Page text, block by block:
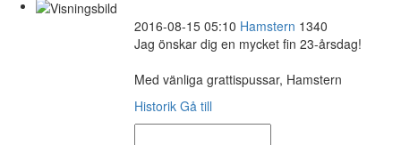
2016-08-15 05:10 Hamstern 1340
Jag önskar dig en mycket fin 23-årsdag!
Med vänliga grattispussar, Hamstern
Historik Gå till